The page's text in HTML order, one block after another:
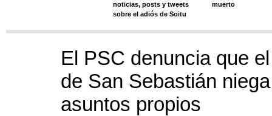
noticias, posts y tweets
sobre el adiós de Soitu
muerto
El PSC denuncia que
de San Sebastián
asuntos propios